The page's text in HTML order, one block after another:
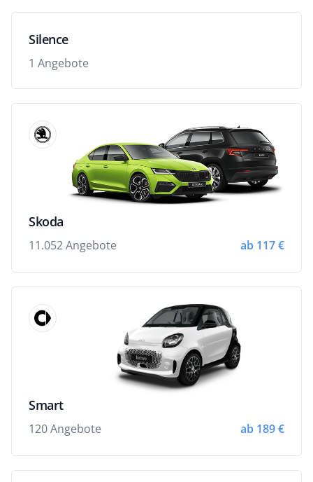
Silence
1 Angebote
Skoda
11.052 Angebote ab 117 €
Smart
120 Angebote ab 189 €